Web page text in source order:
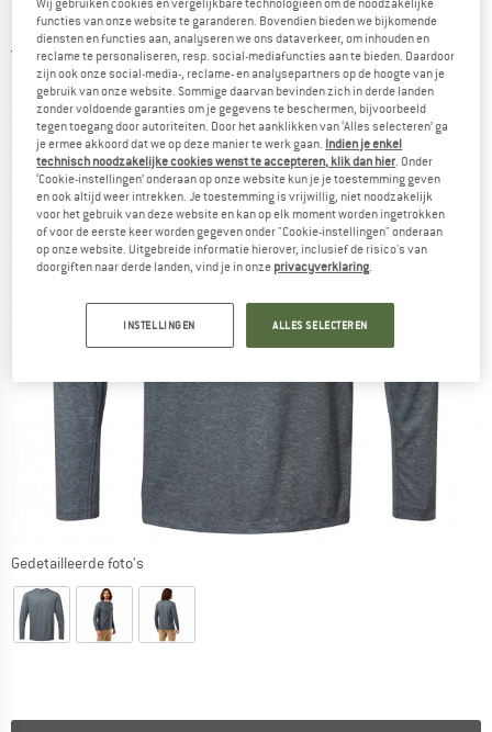
Longsleeve
5,0(2)
Gedetailleerde foto's
Wij gebruiken cookies en vergelijkbare technologieën om de noodzakelijke
functies van onze website te garanderen. Bovendien bieden we bijkomende
diensten en functies aan, analyseren we ons dataverkeer, om inhouden en
reclame te personaliseren, resp. social-mediafuncties aan te bieden. Daardoor
zijn ook onze social-media-, reclame- en analysepartners op de hoogte van je
gebruik van onze website. Sommige daarvan bevinden zich in derde landen
zonder voldoende garanties om je gegevens te beschermen, bijvoorbeeld
tegen toegang door autoriteiten. Door het aanklikken van ‘Alles selecteren’ ga
je ermee akkoord dat we op deze manier te werk gaan. Indien je enkel
technisch noodzakelijke cookies wenst te accepteren, klik dan hier. Onder
‘Cookie-instellingen’ onderaan op onze website kun je je toestemming geven
en ook altijd weer intrekken. Je toestemming is vrijwillig, niet noodzakelijk
voor het gebruik van deze website en kan op elk moment worden ingetrokken
of voor de eerste keer worden gegeven onder "Cookie-instellingen" onderaan
op onze website. Uitgebreide informatie hierover, inclusief de risico's van
doorgiften naar derde landen, vind je in onze privacyverklaring.
INSTELLINGEN ALLES SELECTEREN